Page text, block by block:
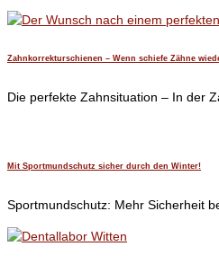
Zahnkorrekturschienen – Wenn schiefe Zähne
Die perfekte Zahnsituation – In der
Mit Sportmundschutz sicher durch den Winter!
Sportmundschutz: Mehr Sicherheit